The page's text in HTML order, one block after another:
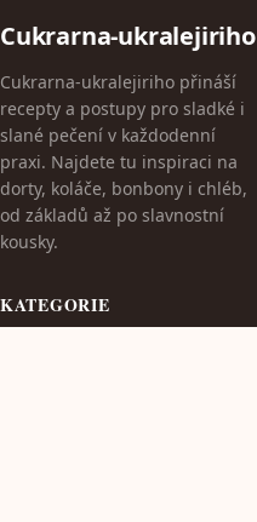
Cukrarna-ukralejiriho
Cukrarna-ukralejiriho přináší
recepty a postupy pro sladké i
slané pečení v každodenní
praxi. Najdete tu inspiraci na
dorty, koláče, bonbony i chléb,
od základů až po slavnostní
kousky.
KATEGORIE